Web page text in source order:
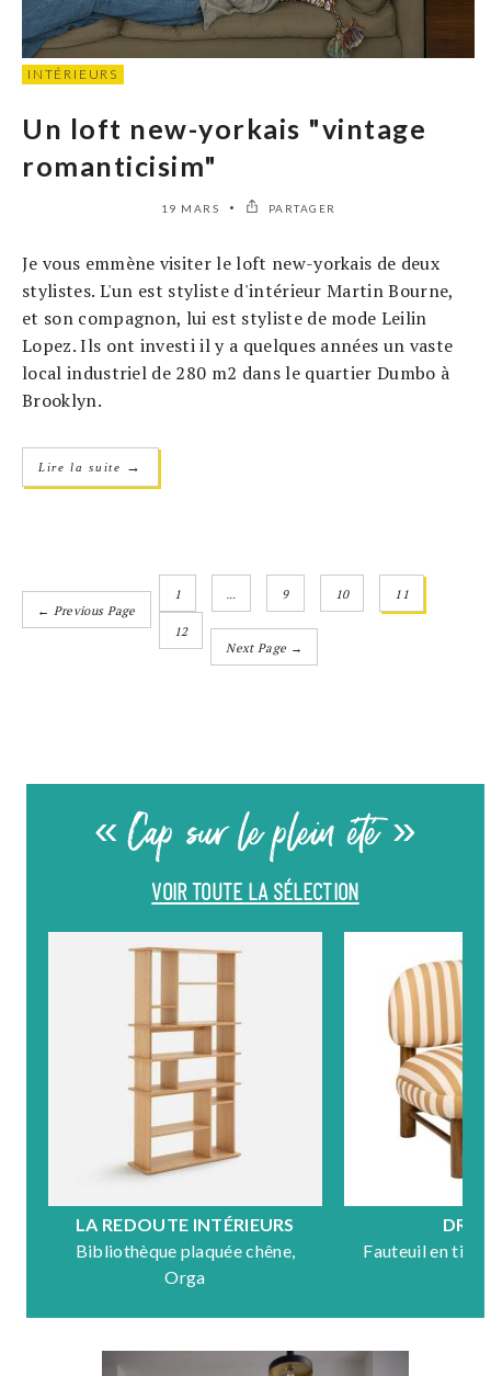
INTÉRIEURS
Un loft new-yorkais "vintage
romanticisim"
19 MARS PARTAGER
Je vous emmène visiter le loft new-yorkais de deux
stylistes. L'un est styliste d'intérieur Martin Bourne,
et son compagnon, lui est styliste de mode Leilin
Lopez. Ils ont investi il y a quelques années un vaste
local industriel de 280 m2 dans le quartier Dumbo à
Brooklyn.
Lire la suite →
← Previous Page
1 9 10 11
12
Next Page →
« Cap sur le plein été »
VOIR TOUTE LA SÉLECTION
LA REDOUTE INTÉRIEURS
Bibliothèque plaquée chêne,
Orga
Fauteuil en